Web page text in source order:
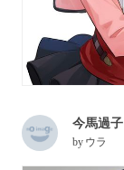
今馬過子
by ウラ